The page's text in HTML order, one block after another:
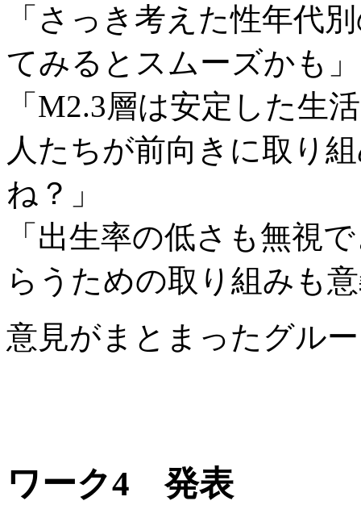
「さっき考えた性年代
てみるとスムーズかも」
「M2.3層は安定した生
人たちが前向きに取り
ね？」
「出生率の低さも無視
らうための取り組みも
意見がまとまったグル
ワーク4 発表